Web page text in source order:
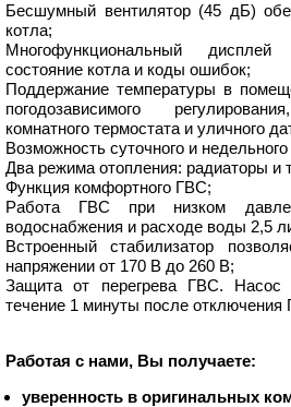
Бесшумный вентилятор (45 дБ)
котла;
Многофункциональный
состояние котла и коды ошибок;
Поддержание температуры в
погодозависимого
комнатного термостата и уличного
Возможность суточного и
Два режима отопления: радиаторы и
Функция комфортного ГВС;
Работа ГВС при низком
водоснабжения и расходе воды 2,5
Встроенный стабилизатор
напряжении от 170 В до 260 В;
Защита от перегрева ГВС. Насос
течение 1 минуты после отключения
Работая с нами, Вы получаете:
уверенность в оригинальных